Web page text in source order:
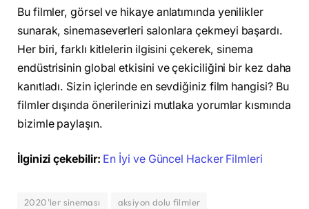
Bu filmler, görsel ve hikaye anlatımında yenilikler
sunarak, sinemaseverleri salonlara çekmeyi başardı.
Her biri, farklı kitlelerin ilgisini çekerek, sinema
endüstrisinin global etkisini ve çekiciliğini bir kez daha
kanıtladı. Sizin içlerinde en sevdiğiniz film hangisi? Bu
filmler dışında önerilerinizi mutlaka yorumlar kısmında
bizimle paylaşın.
İlginizi çekebilir: En İyi ve Güncel Hacker Filmleri
2020'ler sineması
aksiyon dolu filmler